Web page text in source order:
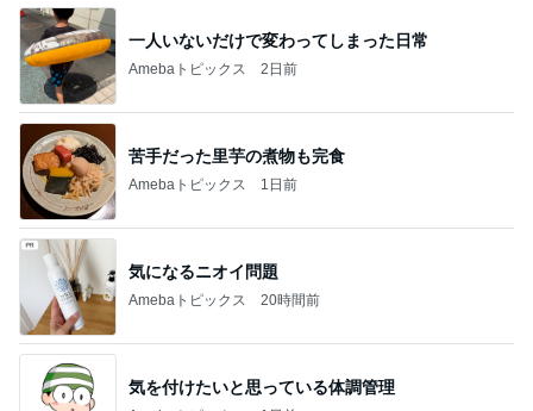
苦手だった里芋の煮物も完食
Amebaトピックス 1日前
気になるニオイ問題
Amebaトピックス 20時間前
気を付けたいと思っている体調管理
Amebaトピックス 1日前